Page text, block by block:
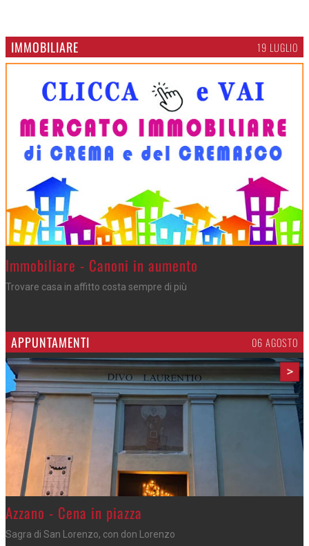
IMMOBILIARE 19 LUGLIO
>Immobiliare - Canoni in aumento
Trovare casa in affitto costa sempre di più
APPUNTAMENTI 06 AGOSTO
>
Gli appuntamenti fino a sabato
Cosa fare questi giorni nel Cremasco